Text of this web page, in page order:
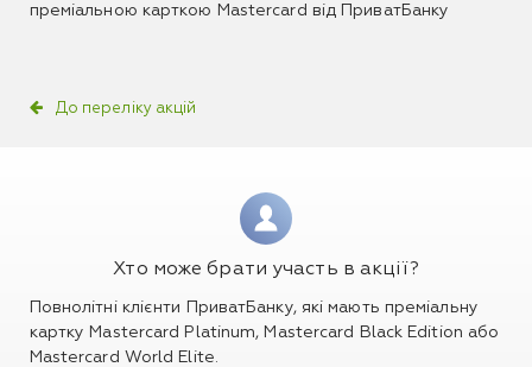
До переліку акцій
преміальною карткою Mastercard від ПриватБанку
Хто може брати участь в акції?
Повнолітні клієнти ПриватБанку, які мають преміальну
картку Mastercard Platinum, Mastercard Black Edition або
Mastercard World Elite.